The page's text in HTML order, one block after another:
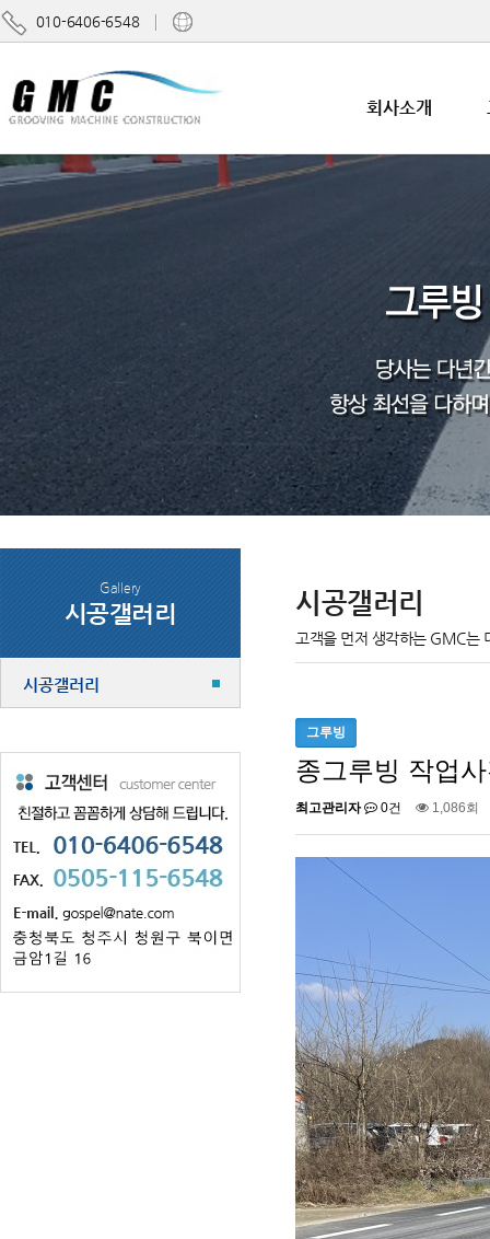
010-6406-6548
회사소개
Gallery
시공갤러리
시공갤러리
시공갤러리
고객을 먼저 생각하는 GMC는
그루빙
종그루빙 작업
최고관리자 0건 1,086회